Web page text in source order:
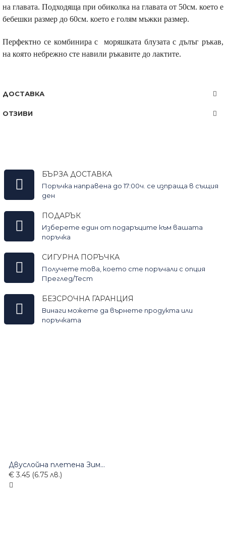
на главата. Подходяща при обиколка на главата от 50см. което е
бебешки размер до 60см. което е голям мъжки размер.
Перфектно се комбинира с моряшката блузата с дълъг ръкав,
на която небрежно сте навили ръкавите до лактите.
ДОСТАВКА
ОТЗИВИ
БЪРЗА ДОСТАВКА
Поръчка направена до 17:00ч. се изпраща в същия
ден
ПОДАРЪК
Изберете един от подаръците към вашата
поръчка
СИГУРНА ПОРЪЧКА
Получете това, което сте поръчали с опция
Преглед/Тест
БЕЗСРОЧНА ГАРАНЦИЯ
Винаги можете да върнете продукта или
поръчката
Двуслойна плетена Зимна Шапка тъмно сив-меланж
€ 3.45 (6.75 лв.)